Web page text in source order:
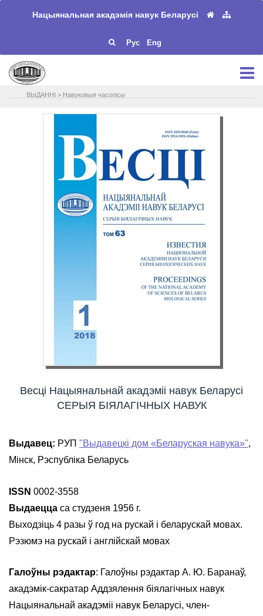
Нацыянальная акадэмія навук Беларусі
Рус Eng
ВЫДАННІ > Навуковыя часопісы
Весці Нацыянальнай акадэміі навук Беларусі
СЕРЫЯ БІЯЛАГІЧНЫХ НАВУК
Выдавец: РУП "Выдавецкі дом «Беларуская навука»",
Мінск, Рэспубліка Беларусь
ISSN 0002-3558
Выдаецца са студзеня 1956 г.
Выходзіць 4 разы ў год на рускай і беларускай мовах.
Рэзюмэ на рускай і англійскай мовах
Галоўны рэдактар: Галоўны рэдактар ​​А. Ю. Баранаў,
акадэмік-сакратар Аддзялення біялагічных навук
Нацыянальнай акадэміі навук Беларусі, член-